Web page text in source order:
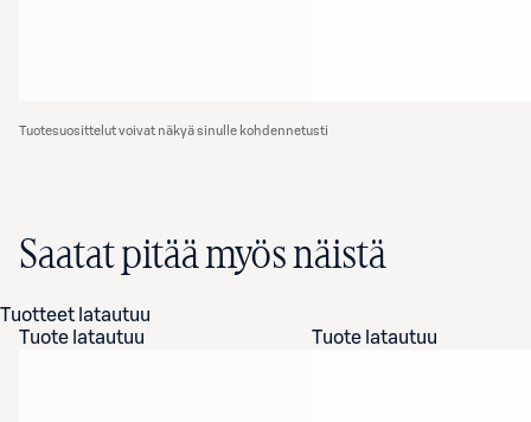
Tuotesuosittelut voivat näkyä sinulle kohdennetusti
Saatat pitää myös näistä
Tuotteet latautuu
Tuote latautuu
Tuote latautuu